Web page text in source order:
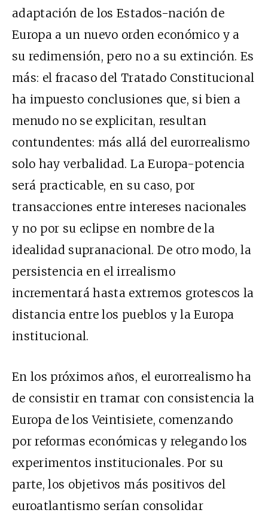
adaptación de los Estados-nación de
Europa a un nuevo orden económico y a
su redimensión, pero no a su extinción. Es
más: el fracaso del Tratado Constitucional
ha impuesto conclusiones que, si bien a
menudo no se explicitan, resultan
contundentes: más allá del eurorrealismo
solo hay verbalidad. La Europa-potencia
será practicable, en su caso, por
transacciones entre intereses nacionales
y no por su eclipse en nombre de la
idealidad supranacional. De otro modo, la
persistencia en el irrealismo
incrementará hasta extremos grotescos la
distancia entre los pueblos y la Europa
institucional.
En los próximos años, el eurorrealismo ha
de consistir en tramar con consistencia la
Europa de los Veintisiete, comenzando
por reformas económicas y relegando los
experimentos institucionales. Por su
parte, los objetivos más positivos del
euroatlantismo serían consolidar